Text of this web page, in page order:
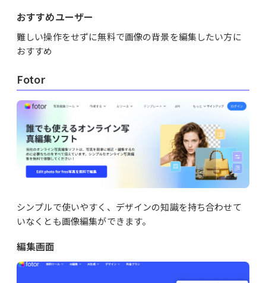
おすすめユーザー
難しい操作をせずに無料で画像の背景を編集したい方に
おすすめ
Fotor
シンプルで使いやすく、デザインの知識を持ち合わせて
いなくとも画像編集ができます。
編集画面